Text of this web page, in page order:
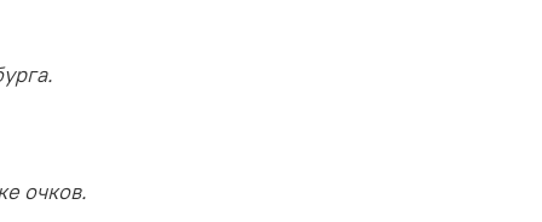
очков.